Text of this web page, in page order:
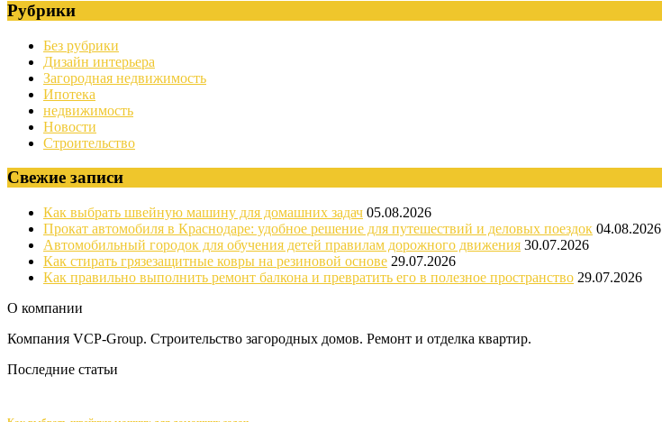
Рубрики
Без рубрики
Дизайн интерьера
Загородная недвижимость
Ипотека
недвижимость
Новости
Строительство
Свежие записи
Как выбрать швейную машину для домашних задач 05.08.2026
Прокат автомобиля в Краснодаре: удобное решение для путешествий и деловых поездок 04.08.2026
Автомобильный городок для обучения детей правилам дорожного движения 30.07.2026
Как стирать грязезащитные ковры на резиновой основе 29.07.2026
Как правильно выполнить ремонт балкона и превратить его в полезное пространство 29.07.2026
О компании
Компания VCP-Group. Строительство загородных домов. Ремонт и отделка квартир.
Последние статьи